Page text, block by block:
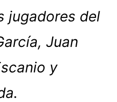
jugadores del
Juan
y